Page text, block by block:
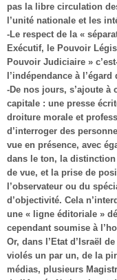
pas la libre circulation
l’unité nationale et les
-Le respect de la «
Exécutif, le Pouvoir
Pouvoir Judiciaire »
l’indépendance à
-De nos jours, s’ajoute à
capitale : une presse
droiture morale et
d’interroger des
vue en présence, avec
dans le ton, la
de vue, et la prise de
l’observateur ou du
d’objectivité. Cela
une « ligne éditoriale »
cependant soumise à
Or, dans l’Etat d’Israël
violés un par un, de la
médias, plusieurs